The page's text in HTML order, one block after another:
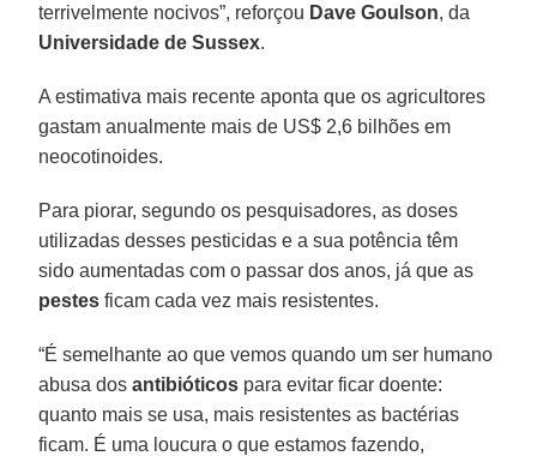
terrivelmente nocivos”, reforçou Dave Goulson, da
Universidade de Sussex.
A estimativa mais recente aponta que os agricultores
gastam anualmente mais de US$ 2,6 bilhões em
neocotinoides.
Para piorar, segundo os pesquisadores, as doses
utilizadas desses pesticidas e a sua potência têm
sido aumentadas com o passar dos anos, já que as
pestes ficam cada vez mais resistentes.
“É semelhante ao que vemos quando um ser humano
abusa dosantibióticos para evitar ficar doente:
quanto mais se usa, mais resistentes as bactérias
ficam. É uma loucura o que estamos fazendo,